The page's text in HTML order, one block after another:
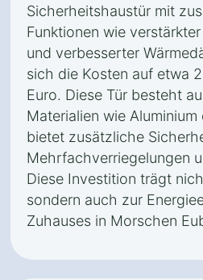
Sicherheitshaustür mit
Funktionen wie
und verbesserter
sich die Kosten auf etwa
Euro. Diese Tür besteht
Materialien wie
bietet zusätzliche
Mehrfachverriegelungen
Diese Investition trägt
sondern auch zur
Zuhauses in Morschen